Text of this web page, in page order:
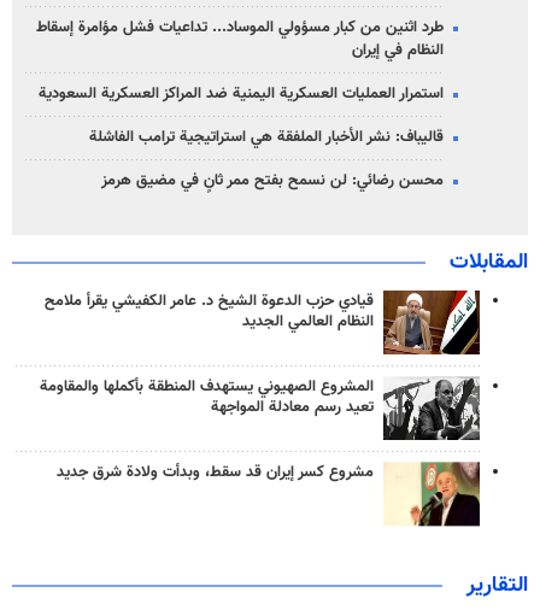
طرد اثنين من كبار مسؤولي الموساد... تداعيات فشل مؤامرة إسقاط
النظام في إيران
استمرار العمليات العسكرية اليمنية ضد المراكز العسكرية السعودية
قاليباف: نشر الأخبار الملفقة هي استراتيجية ترامب الفاشلة
محسن رضائي: لن نسمح بفتح ممر ثانٍ في مضيق هرمز
المقابلات
قيادي حزب الدعوة الشيخ د. عامر الكفيشي يقرأ ملامح
النظام العالمي الجديد
المشروع الصهيوني يستهدف المنطقة بأكملها والمقاومة
تعيد رسم معادلة المواجهة
مشروع كسر إيران قد سقط، وبدأت ولادة شرق جديد
التقارير